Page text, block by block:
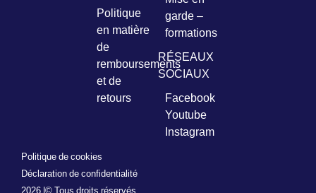
Politique
en matière
de
remboursements
et de
retours
garde –
formations
RÉSEAUX
SOCIAUX
Facebook
Youtube
Instagram
2026 |© Tous droits réservés
Politique de cookies
Déclaration de confidentialité